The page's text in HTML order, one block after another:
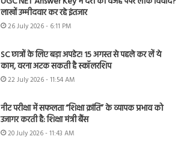
लाखों उम्मीदवार कर रहे इंतजार
26 July 2026 - 6:11 PM
SC छात्रों के लिए बड़ा अपडेट! 15 अगस्त से पहले कर लें ये
काम, वरना अटक सकती है स्कॉलरशिप
22 July 2026 - 11:54 AM
नीट परीक्षा में सफलता “शिक्षा क्रांति” के व्यापक प्रभाव को
उजागर करती है: शिक्षा मंत्री बैंस
20 July 2026 - 11:43 AM